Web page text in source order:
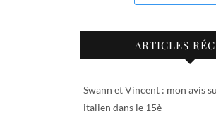
ARTICLES
Swann et Vincent : mon avis
italien dans le 15è